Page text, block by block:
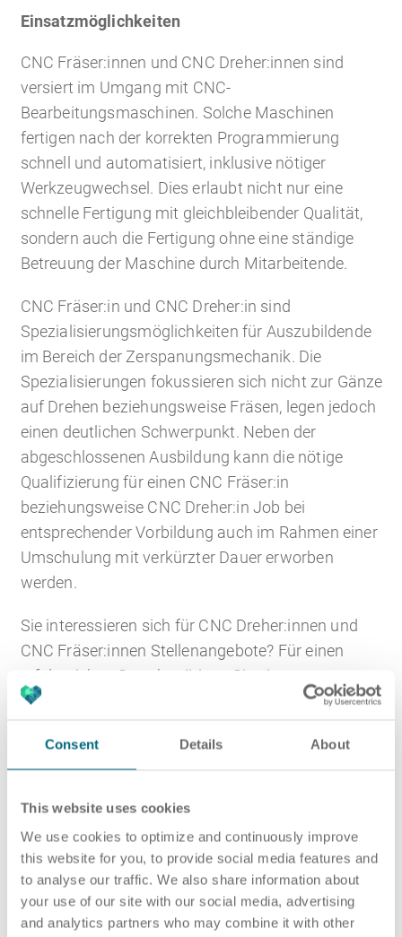
Consent Details About
This website uses cookies
We use cookies to optimize and continuously improve
this website for you, to provide social media features and
to analyse our traffic. We also share information about
your use of our site with our social media, advertising
and analytics partners who may combine it with other
Einsatzmöglichkeiten
CNC Fräser:innen und CNC Dreher:innen sind
versiert im Umgang mit CNC-
Bearbeitungsmaschinen. Solche Maschinen
fertigen nach der korrekten Programmierung
schnell und automatisiert, inklusive nötiger
Werkzeugwechsel. Dies erlaubt nicht nur eine
schnelle Fertigung mit gleichbleibender Qualität,
sondern auch die Fertigung ohne eine ständige
Betreuung der Maschine durch Mitarbeitende.
CNC Fräser:in und CNC Dreher:in sind
Spezialisierungsmöglichkeiten für Auszubildende
im Bereich der Zerspanungsmechanik. Die
Spezialisierungen fokussieren sich nicht zur Gänze
auf Drehen beziehungsweise Fräsen, legen jedoch
einen deutlichen Schwerpunkt. Neben der
abgeschlossenen Ausbildung kann die nötige
Qualifizierung für einen CNC Fräser:in
beziehungsweise CNC Dreher:in Job bei
entsprechender Vorbildung auch im Rahmen einer
Umschulung mit verkürzter Dauer erworben
werden.
Sie interessieren sich für CNC Dreher:innen und
CNC Fräser:innen Stellenangebote? Für einen
erfolgreichen Start benötigen Sie einen guten
Kenntnisstand bezüglich der eingesetzten
Wissen zur CNC Programmierung. Dies macht ein
Mindestmaß an mathematischem und
technischem Verständnis unabdingbar. Auch
Grundvoraussetzungen.
Projekte